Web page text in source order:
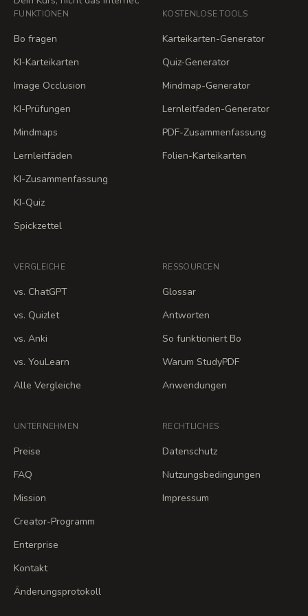
FUNKTIONEN
Bo fragen
KI-Karteikarten
Image Occlusion
KI-Prüfungen
Mindmaps
Lernleitfäden
KI-Zusammenfassung
KI-Quiz
Spickzettel
KOSTENLOSE TOOLS
Karteikarten-Generator
Quiz-Generator
Mindmap-Generator
Lernleitfaden-Generator
PDF-Zusammenfassung
Folien-Karteikarten
VERGLEICHE
vs. ChatGPT
vs. Quizlet
vs. Anki
vs. YouLearn
Alle Vergleiche
RESSOURCEN
Glossar
Antworten
So funktioniert Bo
Warum StudyPDF
Anwendungen
UNTERNEHMEN
Preise
FAQ
Mission
Creator-Programm
Enterprise
Kontakt
Änderungsprotokoll
RECHTLICHES
Datenschutz
Nutzungsbedingungen
Impressum